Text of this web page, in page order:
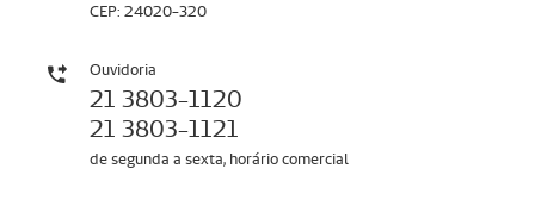
CEP: 24020-320
Ouvidoria
21 3803-1120
21 3803-1121
de segunda a sexta, horário comercial